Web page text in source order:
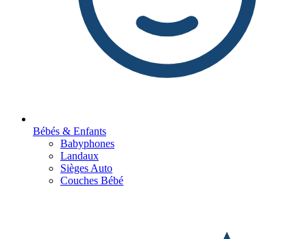
Bébés & Enfants
Babyphones
Landaux
Sièges Auto
Couches Bébé